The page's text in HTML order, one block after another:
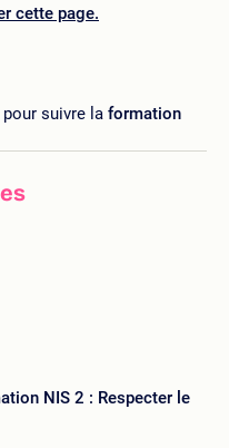
cette page.
suivre la formation
NIS 2 : Respecter le